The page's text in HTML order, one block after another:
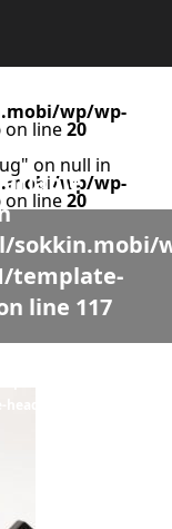
wp/wp-
on line20
on null in
wp/wp-
on line20
sokkin.mobi/
template-
line 117